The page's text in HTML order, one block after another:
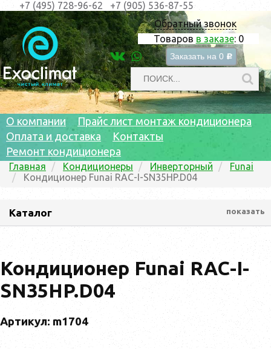
Обратный звонок
Товаров в заказе: 0
Заказать на 0 c
+7 (495) 728-96-62 +7 (905) 536-87-55
О компании
Прайс лист монтаж кондиционера
Оплата и доставка
Контакты
Ремонт кондиционера
Главная Кондиционеры Инверторный
Funai
Кондиционер Funai RAC-I-SN35HP.D04
Каталог показать
Кондиционер Funai RAC-I-
SN35HP.D04
Артикул: m1704